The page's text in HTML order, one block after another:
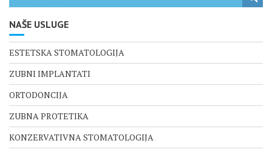
NAŠE USLUGE
ESTETSKA STOMATOLOGIJA
ZUBNI IMPLANTATI
ORTODONCIJA
ZUBNA PROTETIKA
KONZERVATIVNA STOMATOLOGIJA